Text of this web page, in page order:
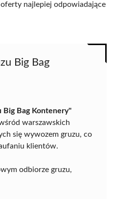
najlepiej odpowiadające
Big Bag
Big Bag Kontenery"
warszawskich
się wywozem gruzu, co
klientów.
odbiorze gruzu,